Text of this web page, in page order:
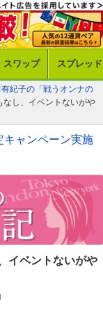
スワップ スプレッド
紀子の「戦うオンナの
なし、イベントないがや
ャンペーン実施
イベントないがや